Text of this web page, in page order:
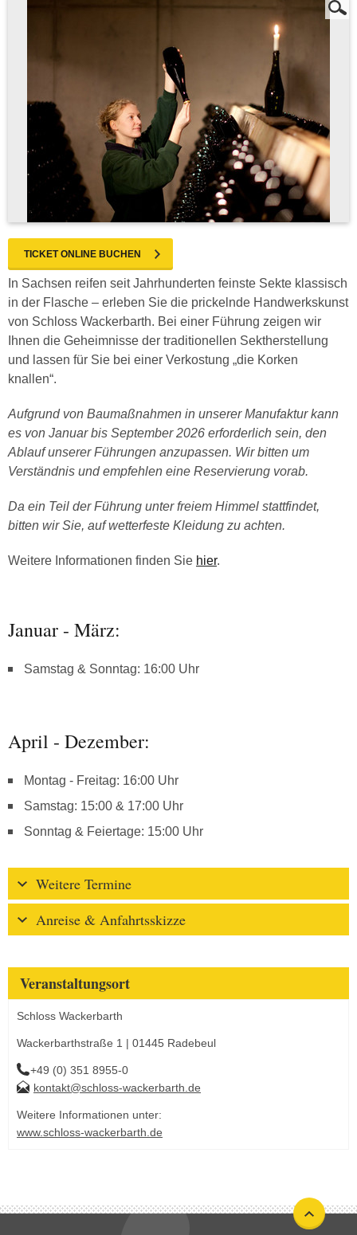
TICKET ONLINE BUCHEN
In Sachsen reifen seit Jahrhunderten feinste Sekte klassisch
in der Flasche – erleben Sie die prickelnde Handwerkskunst
von Schloss Wackerbarth. Bei einer Führung zeigen wir
Ihnen die Geheimnisse der traditionellen Sektherstellung
und lassen für Sie bei einer Verkostung „die Korken
knallen“.
Aufgrund von Baumaßnahmen in unserer Manufaktur kann
es von Januar bis September 2026 erforderlich sein, den
Ablauf unserer Führungen anzupassen. Wir bitten um
Verständnis und empfehlen eine Reservierung vorab.
Da ein Teil der Führung unter freiem Himmel stattfindet,
bitten wir Sie, auf wetterfeste Kleidung zu achten.
Weitere Informationen finden Sie hier.
Januar - März:
Samstag & Sonntag: 16:00 Uhr
April - Dezember:
Montag - Freitag: 16:00 Uhr
Samstag: 15:00 & 17:00 Uhr
Sonntag & Feiertage: 15:00 Uhr
Weitere Termine
Anreise & Anfahrtsskizze
Veranstaltungsort
Schloss Wackerbarth
Wackerbarthstraße 1 | 01445 Radebeul
+49 (0) 351 8955-0
kontakt@schloss-wackerbarth.de
Weitere Informationen unter:
www.schloss-wackerbarth.de